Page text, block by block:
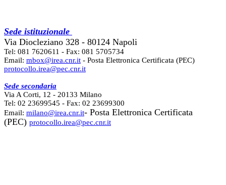
Sede istituzionale
Via Diocleziano 328 - 80124 Napoli
Tel: 081 7620611 - Fax: 081 5705734
Email: mbox@irea.cnr.it - Posta Elettronica Certificata (PEC)
protocollo.irea@pec.cnr.it
Sede secondaria
Via A Corti, 12 - 20133 Milano
Tel: 02 23699545 - Fax: 02 23699300
Email: milano@irea.cnr.it- Posta Elettronica Certificata
(PEC) protocollo.irea@pec.cnr.it